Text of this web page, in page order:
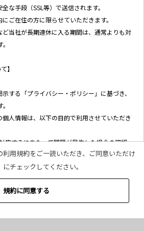
な手段（SSL等）で送信されます。
ご在住の方に限らせていただきます。
当社が長期連休に入る期間は、通常よりも対
】
する「プライバシー・ポリシー」に基づき、
人情報は、以下の目的で利用させていただき
するにあたって問題が発生した場合の確認・
合のリクエスト情報の確認
ために行う、お客様に対する迅速なご連絡
よるご連絡）
品・サービスなどに関する営業上のご案内
用規約をご一読いただき、ご同意いただけ
チェックしてください。
規約に同意する